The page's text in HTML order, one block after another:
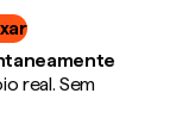
real. Sem